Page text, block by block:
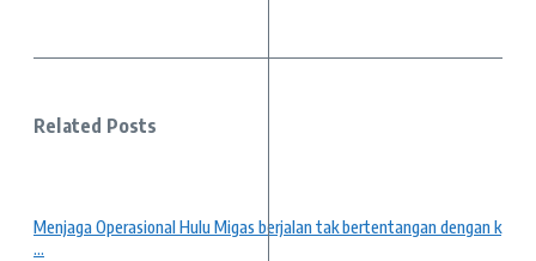
Related Posts
Menjaga Operasional Hulu Migas berjalan tak bertentangan dengan k
...